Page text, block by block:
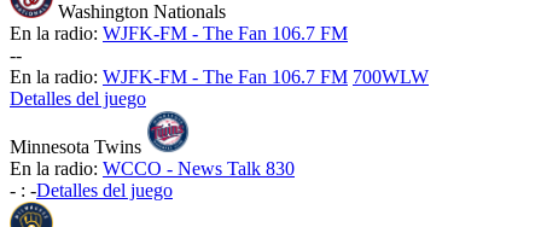
Washington Nationals
En la radio: WJFK-FM - The Fan 106.7 FM
--
En la radio: WJFK-FM - The Fan 106.7 FM 700WLW
Detalles del juego
Minnesota Twins
En la radio: WCCO - News Talk 830
- : -Detalles del juego